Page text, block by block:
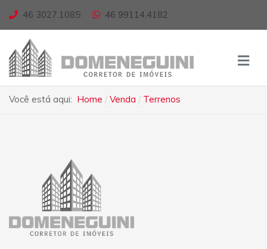
46 3027.1085 46 99114.4182
Você está aqui: Home Venda Terrenos